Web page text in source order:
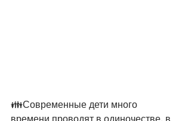
👪Современные дети много
времени проводят в одиночестве, в